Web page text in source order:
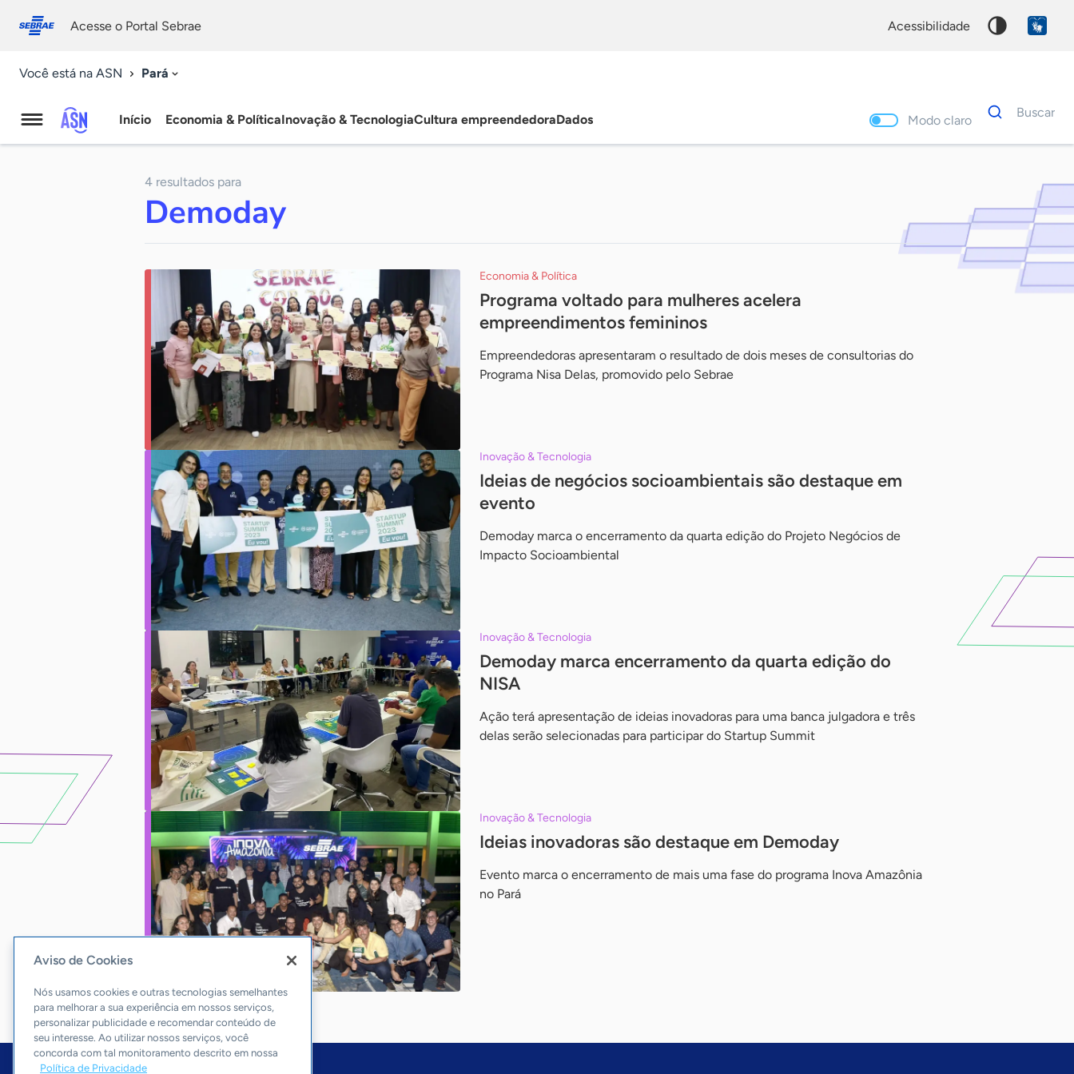
conosco
Acesse o Portal Sebrae acessibilidade
Você está na ASN Pará
Agência
Notícias
Início Economia & PolíticaInovação & TecnologiaCultura empreendedoraDados Modo claro
Dados
para
Buscar
4 resultados para
Demoday
Economia & Política
Programa voltado para mulheres acelera
empreendimentos femininos
Empreendedoras apresentaram o resultado de dois meses de consultorias do
Programa Nisa Delas, promovido pelo Sebrae
Inovação & Tecnologia
Ideias de negócios socioambientais são destaque em
evento
Demoday marca o encerramento da quarta edição do Projeto Negócios de
Impacto Socioambiental
Inovação & Tecnologia
Demoday marca encerramento da quarta edição do
NISA
Ação terá apresentação de ideias inovadoras para uma banca julgadora e três
delas serão selecionadas para participar do Startup Summit
Inovação & Tecnologia
Ideias inovadoras são destaque em Demoday
Evento marca o encerramento de mais uma fase do programa Inova Amazônia
no Pará
Aviso de Cookies
Nós usamos cookies e outras tecnologias semelhantes
para melhorar a sua experiência em nossos serviços,
personalizar publicidade e recomendar conteúdo de
seu interesse. Ao utilizar nossos serviços, você
concorda com tal monitoramento descrito em nossa
Política de Privacidade